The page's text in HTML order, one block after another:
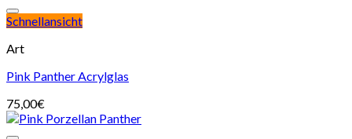
Schnellansicht
Art
Pink Panther Acrylglas
75,00€